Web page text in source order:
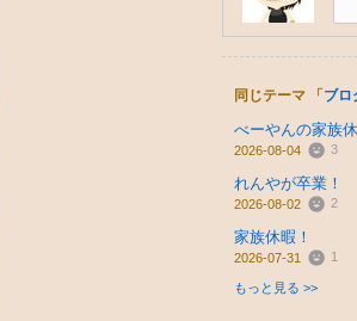
同じテーマ 「 ブロ
べーやんの家族休
2026-08-04 3
れんやが卒業！
2026-08-02 2
家族休暇！
2026-07-31 1
もっと見る >>